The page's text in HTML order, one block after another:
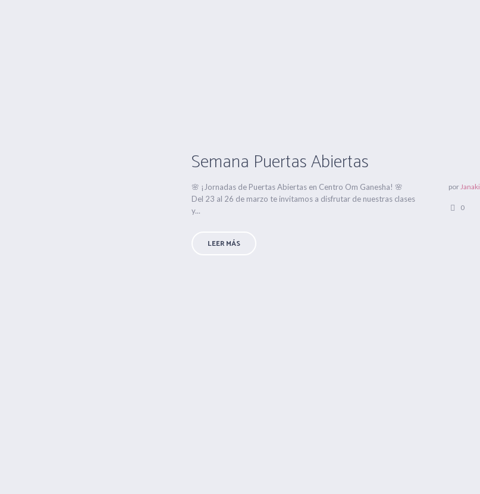
Semana Puertas Abiertas
porJanaki
0
🌸 ¡Jornadas de Puertas Abiertas en Centro Om Ganesha! 🌸
Del 23 al 26 de marzo te invitamos a disfrutar de nuestras clases
y...
LEER MÁS